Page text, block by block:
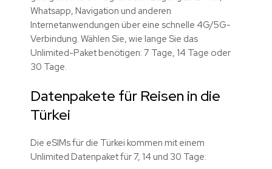
Whatsapp, Navigation und anderen
Internetanwendungen über eine schnelle 4G/5G-
Verbindung. Wählen Sie, wie lange Sie das
Unlimited-Paket benötigen: 7 Tage, 14 Tage oder
30 Tage.
Datenpakete für Reisen in die
Türkei
Die eSIMs für die Türkei kommen mit einem
Unlimited Datenpaket für 7, 14 und 30 Tage: